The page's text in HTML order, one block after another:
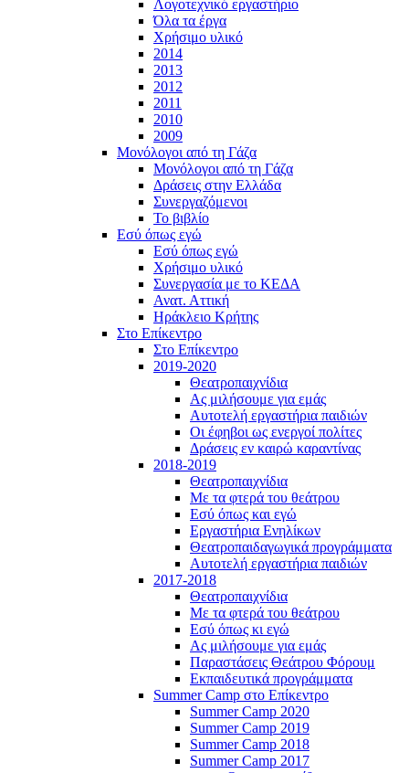
Λογοτεχνικό εργαστήριο
Όλα τα έργα
Χρήσιμο υλικό
2014
2013
2012
2011
2010
2009
Μονόλογοι από τη Γάζα
Μονόλογοι από τη Γάζα
Δράσεις στην Ελλάδα
Συνεργαζόμενοι
To βιβλίο
Εσύ όπως εγώ
Εσύ όπως εγώ
Χρήσιμο υλικό
Συνεργασία με το ΚΕΔΑ
Ανατ. Αττική
Ηράκλειο Κρήτης
Στο Επίκεντρο
Στο Επίκεντρο
2019-2020
Θεατροπαιχνίδια
Ας μιλήσουμε για εμάς
Αυτοτελή εργαστήρια παιδιών
Οι έφηβοι ως ενεργοί πολίτες
Δράσεις εν καιρώ καραντίνας
2018-2019
Θεατροπαιχνίδια
Με τα φτερά του θεάτρου
Εσύ όπως και εγώ
Εργαστήρια Ενηλίκων
Θεατροπαιδαγωγικά προγράμματα
Αυτοτελή εργαστήρια παιδιών
2017-2018
Θεατροπαιχνίδια
Με τα φτερά του θεάτρου
Εσύ όπως κι εγώ
Ας μιλήσουμε για εμάς
Παραστάσεις Θεάτρου Φόρουμ
Εκπαιδευτικά προγράμματα
Summer Camp στο Επίκεντρο
Summer Camp 2020
Summer Camp 2019
Summer Camp 2018
Summer Camp 2017